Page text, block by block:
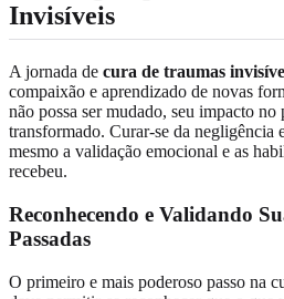
Invisíveis
A jornada de cura de traumas
compaixão e aprendizado de novas
não possa ser mudado, seu impacto
transformado. Curar-se da negligência
mesmo a validação emocional e as
recebeu.
Reconhecendo e Validando
Passadas
O primeiro e mais poderoso passo na